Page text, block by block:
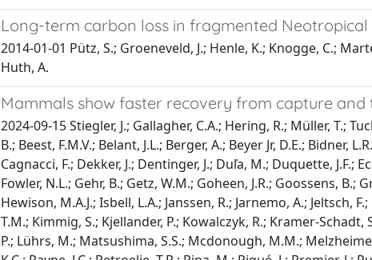
Long-term carbon loss in fragmented Neotropical
2014-01-01 Pütz, S.; Groeneveld, J.; Henle, K.; Knogge, C.;
Huth, A.
Mammals show faster recovery from capture
2024-09-15 Stiegler, J.; Gallagher, C.A.; Hering, R.; Müller, T.;
B.; Beest, F.M.V.; Belant, J.L.; Berger, A.; Beyer Jr, D.E.; Bidner,
Cagnacci, F.; Dekker, J.; Dentinger, J.; Duľa, M.; Duquette, J.F.;
Fowler, N.L.; Gehr, B.; Getz, W.M.; Goheen, J.R.; Goossens,
Hewison, M.A.J.; Isbell, L.A.; Janssen, R.; Jarnemo, A.; Jeltsch,
T.M.; Kimmig, S.; Kjellander, P.; Kowalczyk, R.; Kramer-
P.; Lührs, M.; Matsushima, S.S.; Mcdonough, M.M.;